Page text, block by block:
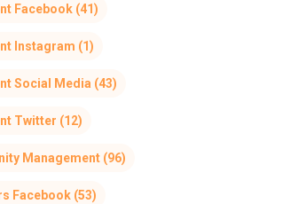
Facebook(41)
Instagram (1)
Social Media (43)
Twitter (12)
Management(96)
Facebook(53)